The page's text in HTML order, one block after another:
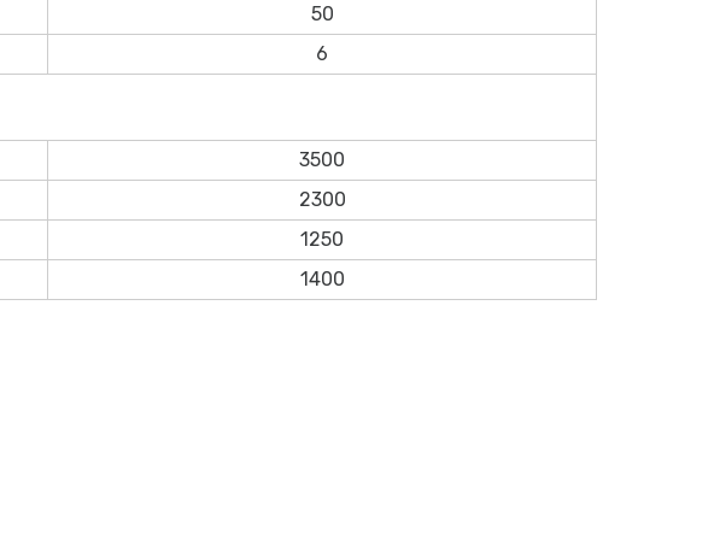
50
6
3500
2300
1250
1400